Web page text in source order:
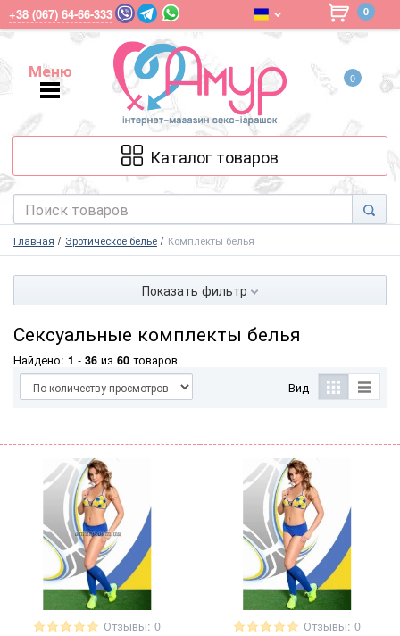
+38 (067) 64-66-333 0
Меню
Меню
0
Каталог товаров
Главная Эротическое белье Комплекты белья
Показать фильтр
Сексуальные комплекты белья
Найдено: 1 - 36 из 60 товаров
Вид
Отзывы: 0 Отзывы: 0